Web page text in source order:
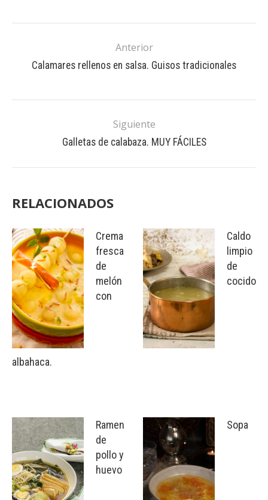
Anterior
Calamares rellenos en salsa. Guisos tradicionales
Siguiente
Galletas de calabaza. MUY FÁCILES
RELACIONADOS
Crema
fresca
de
melón
con
albahaca.
Ramen
de
pollo y
huevo
Caldo
limpio
de
cocido
Sopa